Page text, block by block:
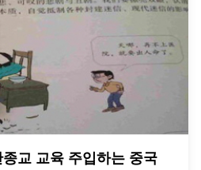
교 교육 주입하는 중국